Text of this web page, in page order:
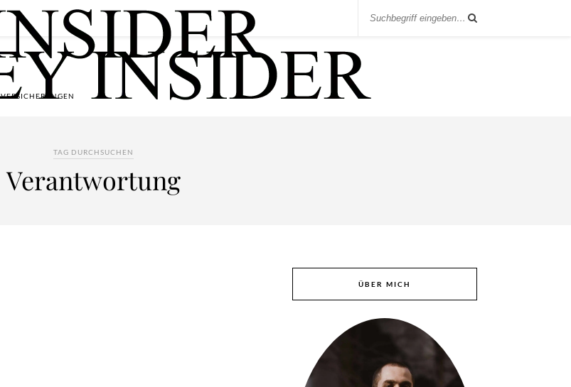
VERSICHERUNGEN
TAG DURCHSUCHEN
Verantwortung
ÜBER MICH